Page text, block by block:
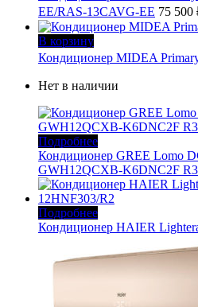
EE/RAS-13CAVG-EE 75 500
В корзину
Кондиционер MIDEA
Нет в наличии
Подробнее
Кондиционер GREE Lomo
GWH12QCXB-K6DNC2F
Подробнее
Кондиционер HAIER